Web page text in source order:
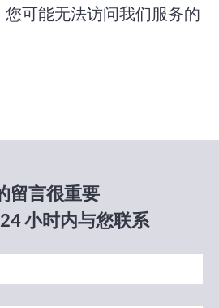
您可能无法访问我们服务的
留言很重要
小时内与您联系